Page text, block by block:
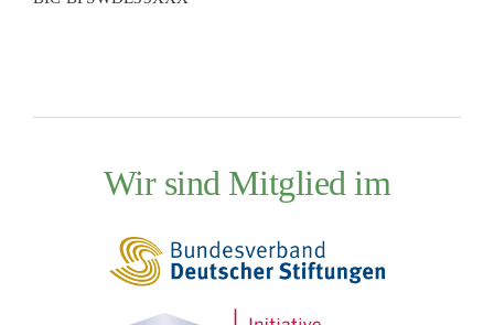
Wir sind Mitglied im